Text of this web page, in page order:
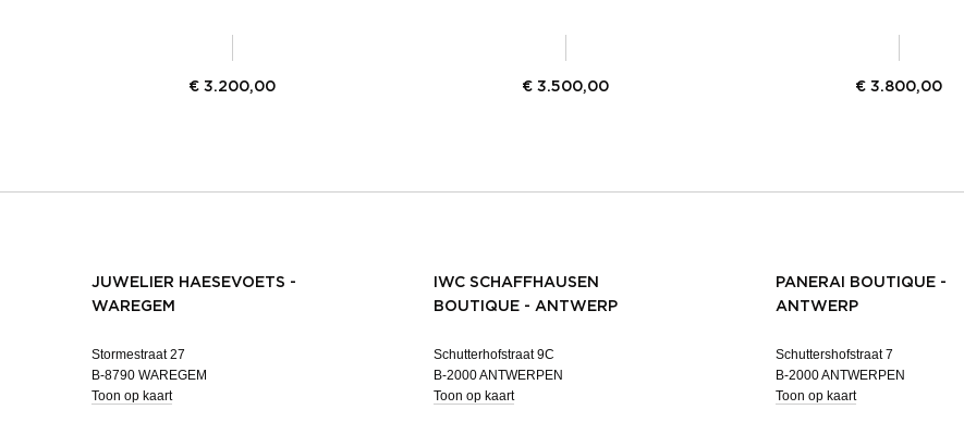
€ 3.200,00 € 3.500,00 € 3.800,00
JUWELIER HAESEVOETS -
WAREGEM
Stormestraat 27
B-8790 WAREGEM
Toon op kaart
IWC SCHAFFHAUSEN
BOUTIQUE - ANTWERP
Schutterhofstraat 9C
B-2000 ANTWERPEN
Toon op kaart
PANERAI BOUTIQUE -
ANTWERP
Schuttershofstraat 7
B-2000 ANTWERPEN
Toon op kaart